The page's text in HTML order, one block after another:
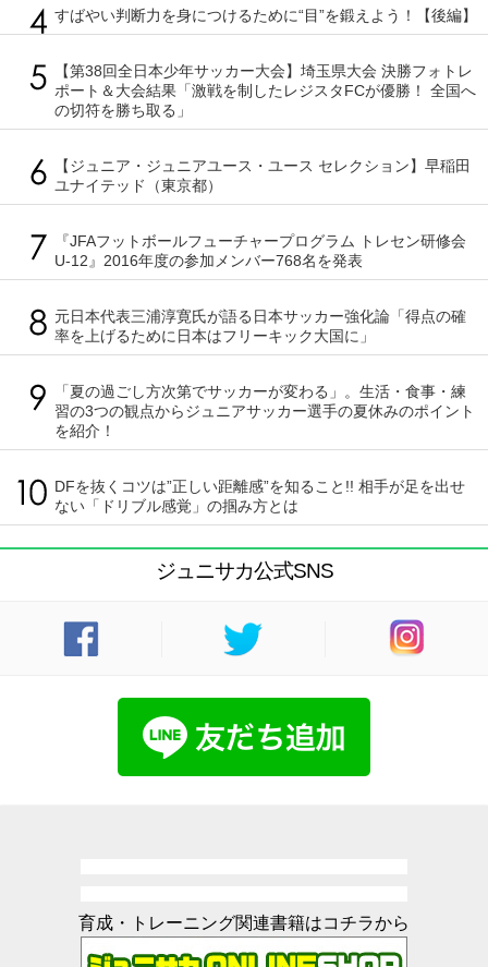
すばやい判断力を身につけるために“目”を鍛えよう！【後編】
【第38回全日本少年サッカー大会】埼玉県大会 決勝フォトレ
ポート＆大会結果「激戦を制したレジスタFCが優勝！ 全国へ
の切符を勝ち取る」
【ジュニア・ジュニアユース・ユース セレクション】早稲田
ユナイテッド（東京都）
『JFAフットボールフューチャープログラム トレセン研修会
U-12』2016年度の参加メンバー768名を発表
元日本代表三浦淳寛氏が語る日本サッカー強化論「得点の確
率を上げるために日本はフリーキック大国に」
「夏の過ごし方次第でサッカーが変わる」。生活・食事・練
習の3つの観点からジュニアサッカー選手の夏休みのポイント
を紹介！
DFを抜くコツは”正しい距離感”を知ること!! 相手が足を出せ
ない「ドリブル感覚」の掴み方とは
ジュニサカ公式SNS
育成・トレーニング関連書籍はコチラから